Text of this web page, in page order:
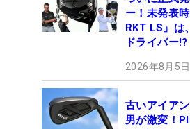
ー！未発表
RKT LS』は
ドライバー
2026年8月5
古いアイア
男が激変！